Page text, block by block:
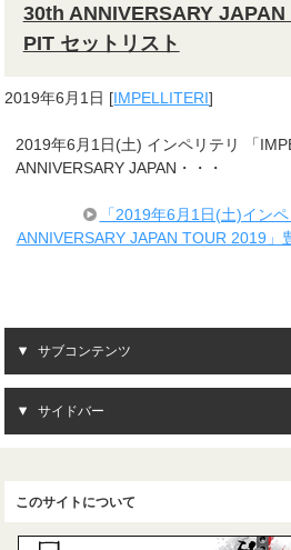
30th ANNIVERSARY JAPAN
PIT セットリスト
2019年6月1日 [IMPELLITERI]
2019年6月1日(土) インペリテリ 「
ANNIVERSARY JAPAN・・・
「2019年6月1日(土)イン
ANNIVERSARY JAPAN TOUR 2019」
サブコンテンツ
サイドバー
このサイトについて